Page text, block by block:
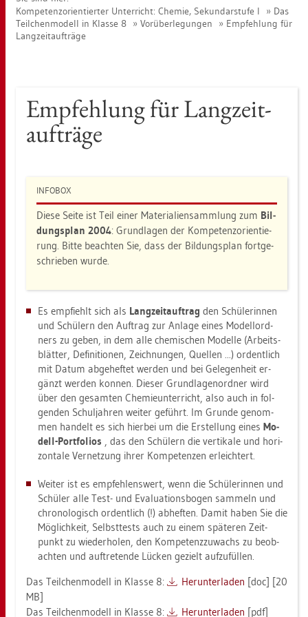
Kom­pe­tenz­ori­en­tier­ter Un­ter­richt: Che­mie, Se­kun­dar­stu­fe I
Das
Teil­chen­mo­dell in Klas­se 8
Vor­über­le­gun­gen
Emp­feh­lung für
Lang­zeit­auf­trä­ge
Emp­feh­lung für Lang­zeit­
auf­trä­ge
IN­FO­BOX
Diese Seite ist Teil einer Ma­te­ria­li­en­samm­lung zum Bil­
dungs­plan 2004: Grund­la­gen der Kom­pe­tenz­ori­en­tie­
rung. Bitte be­ach­ten Sie, dass der Bil­dungs­plan fort­ge­
schrie­ben wurde.
Es emp­fiehlt sich als Lang­zeit­auf­trag den Schü­le­rin­nen
und Schü­lern den Auf­trag zur An­la­ge eines Mo­dell­ord­
ners zu geben, in dem alle che­mi­schen Mo­del­le (Ar­beits­
blät­ter, De­fi­ni­tio­nen, Zeich­nun­gen, Quel­len ...) or­dent­lich
mit Datum ab­ge­hef­tet wer­den und bei Ge­le­gen­heit er­
gänzt wer­den kon­nen. Die­ser Grund­la­gen­ord­ner wird
über den ge­sam­ten Che­mie­un­ter­richt, also auch in fol­
gen­den Schul­jah­ren wei­ter ge­führt. Im Grun­de ge­nom­
men han­delt es sich hier­bei um die Er­stel­lung eines Mo­
dell-Port­fo­li­os , das den Schü­lern die ver­ti­ka­le und ho­ri­
zon­ta­le Ver­net­zung ihrer Kom­pe­ten­zen er­leich­tert.
Wei­ter ist es emp­feh­lens­wert, wenn die Schü­le­rin­nen und
Schü­ler alle Test- und Eva­lua­ti­ons­bo­gen sam­meln und
chro­no­lo­gisch or­dent­lich (!) ab­hef­ten. Damit haben Sie die
Mög­lich­keit, Selbst­tests auch zu einem spä­te­ren Zeit­
punkt zu wie­der­ho­len, den Kom­pe­tenz­zu­wachs zu be­ob­
ach­ten und auf­tre­ten­de Lü­cken ge­zielt auf­zu­fül­len.
Das Teil­chen­mo­dell in Klas­se 8:
Her­un­ter­la­den [doc] [20
MB]
Das Teil­chen­mo­dell in Klas­se 8:
Her­un­ter­la­den [pdf]